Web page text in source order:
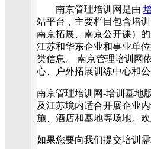
南京管理培训网是由
站平台，主要栏目包含培
南京拓展、南京公开课）
江苏和华东企业和事业单
类信息。 南京管理培训网
心、户外拓展训练中心和
南京管理培训网-培训基地
及江苏境内适合开展企业
施、酒店和基地等场地。
如果您要向我们提交培训